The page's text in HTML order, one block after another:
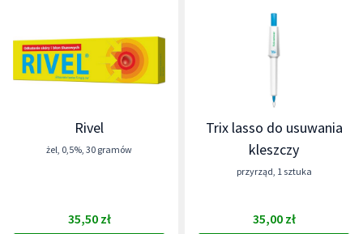
Rivel
żel, 0,5%, 30 gramów
35,50 zł
Trix lasso do usuwania
kleszczy
przyrząd, 1 sztuka
35,00 zł